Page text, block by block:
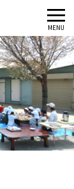
メ
ニ
ュ
ー
MENU